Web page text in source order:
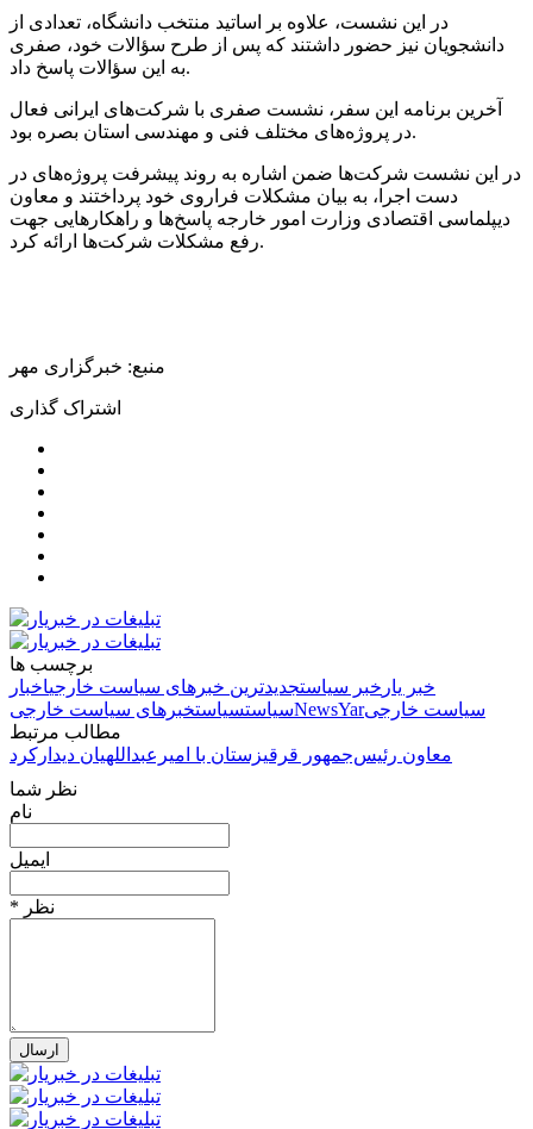
در این نشست، علاوه بر اساتید منتخب دانشگاه، تعدادی از
دانشجویان نیز حضور داشتند که پس از طرح سؤالات خود، صفری
به این سؤالات پاسخ داد.
آخرین برنامه این سفر، نشست صفری با شرکت‌های ایرانی فعال
در پروژه‌های مختلف فنی و مهندسی استان بصره بود.
در این نشست شرکت‌ها ضمن اشاره به روند پیشرفت پروژه‌های در
دست اجرا، به بیان مشکلات فراروی خود پرداختند و معاون
دیپلماسی اقتصادی وزارت امور خارجه پاسخ‌ها و راهکارهایی جهت
رفع مشکلات شرکت‌ها ارائه کرد.
منبع: خبرگزاری مهر
اشتراک گذاری
برچسب ها
خبر یار خبر سیاستجدیدترین خبرهای سیاست خارجیاخبار
سیاستسیاستخبرهای سیاست خارجی NewsYarسیاست خارجی
مطالب مرتبط
معاون رئیس‌جمهور قرقیزستان با امیرعبداللهیان دیدارکرد
نظر شما
نام
ایمیل
* نظر